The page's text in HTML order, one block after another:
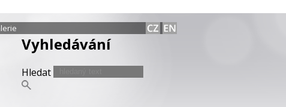
Vyhledávání
Hledat